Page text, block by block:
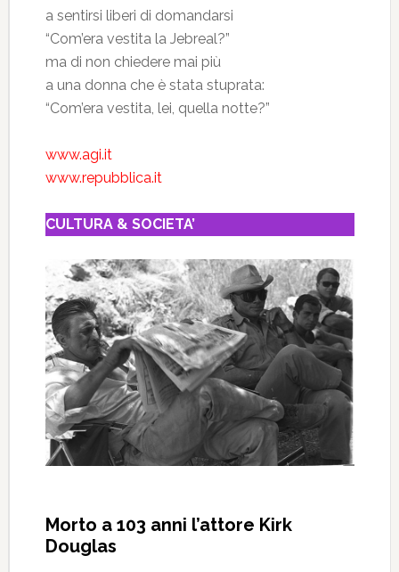
a sentirsi liberi di domandarsi
“Com’era vestita la Jebreal?”
ma di non chiedere mai più
a una donna che è stata stuprata:
“Com’era vestita, lei, quella notte?”
www.agi.it
www.repubblica.it
CULTURA & SOCIETA’
Morto a 103 anni l’attore Kirk
Douglas